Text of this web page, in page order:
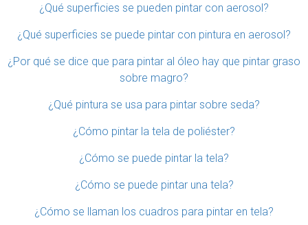
¿Qué superficies se pueden pintar con aerosol?
¿Qué superficies se puede pintar con pintura en aerosol?
¿Por qué se dice que para pintar al óleo hay que pintar graso
sobre magro?
¿Qué pintura se usa para pintar sobre seda?
¿Cómo pintar la tela de poliéster?
¿Cómo se puede pintar la tela?
¿Cómo se puede pintar una tela?
¿Cómo se llaman los cuadros para pintar en tela?